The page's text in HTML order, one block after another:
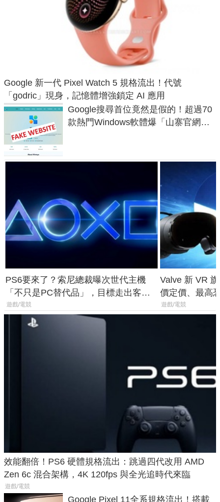
Google 新一代 Pixel Watch 5 規格流出！代號
「godric」現身，記憶體增強鎖定 AI 應用
Google搜尋首位竟然是假的！超過70
款熱門Windows軟體爆「山寨官網」
PS6要來了？索尼總裁曝次世代主機
「不只是PC替代品」，目標走出客
廳、進軍電競桌面
遊戲/電競
Valve 新 VR
價定價、最高
遊戲/電競
效能翻倍！PS6 硬體規格流出：跳過四代改用 AMD
Zen 6c 混合架構，4K 120fps 與全光追時代來臨
遊戲/電競
Google Pixel 11全系規格流出！搭載